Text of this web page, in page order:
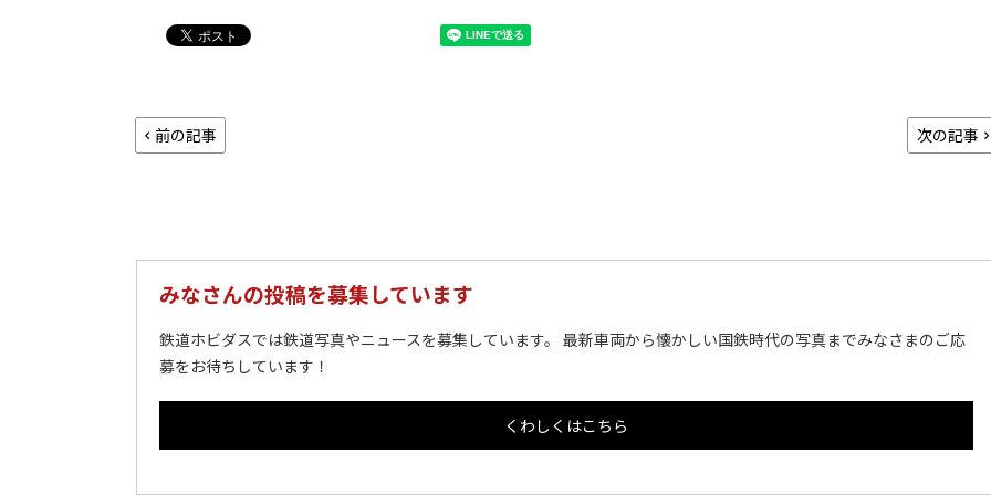
前の記事 次の記事
みなさんの投稿を募集しています
鉄道ホビダスでは鉄道写真やニュースを募集しています。 最新車両から懐かしい国鉄時代の写真までみなさまのご応
募をお待ちしています！
くわしくはこちら